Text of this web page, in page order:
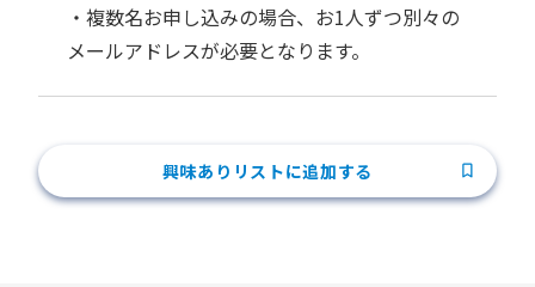
・複数名お申し込みの場合、お1人ずつ別々の
メールアドレスが必要となります。
興味ありリストに追加する